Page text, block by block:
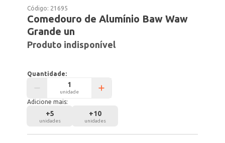
Código: 21695
Comedouro de Alumínio Baw Waw
Grande un
Produto indisponível
Quantidade:
unidade
Adicione mais:
+5
unidades
+10
unidades